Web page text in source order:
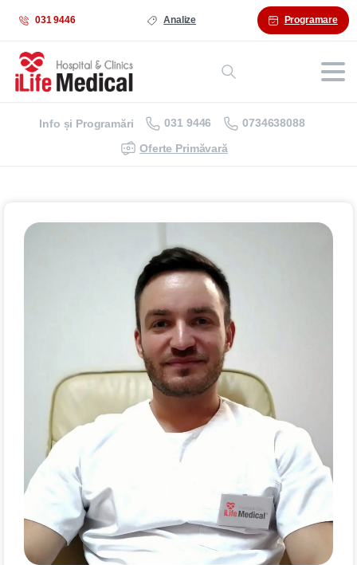
031 9446 Analize Programare
Info și Programări 031 9446
0734638088
Oferte Primăvară